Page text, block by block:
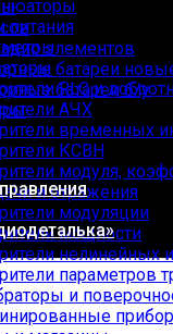
питания
RLC и
АЧХ
временных
КСВН
модуля,
и отражения
модуляции
мощности
нелинейных
параметров
и
элементов
батареи
батареи б/у